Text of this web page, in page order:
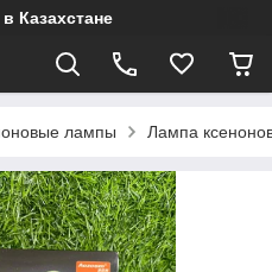
Казахстане
лампы Лампа